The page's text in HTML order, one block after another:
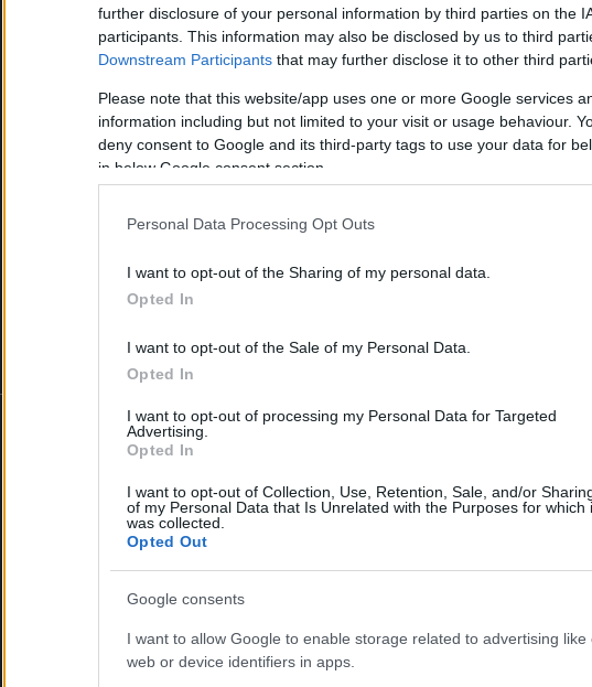
further disclosure of your personal information by third parties on the
participants. This information may also be disclosed by us to third
Downstream Participants that may further disclose it to other third
Please note that this website/app uses one or more Google services
information including but not limited to your visit or usage behaviour.
deny consent to Google and its third-party tags to use your data for
in below Google consent section.
Personal Data Processing Opt Outs
I want to opt-out of the Sharing of my personal data.
Opted In
I want to opt-out of the Sale of my Personal Data.
Opted In
I want to opt-out of processing my Personal Data for Targeted
Advertising.
Opted In
I want to opt-out of Collection, Use, Retention, Sale, and/or
of my Personal Data that Is Unrelated with the Purposes for which
was collected.
Opted Out
Google consents
I want to allow Google to enable storage related to advertising like
web or device identifiers in apps.
BLOG AJÁNLÓK:
Rajzmester képmontázs blogunk
CAT blogja
Munkahelyi terror
Szakítós történetek blogja
Bombahír
BKV figyelő blog
Jó szar tetkód van!